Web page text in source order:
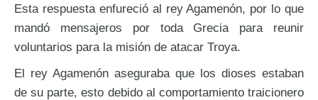
Esta respuesta enfureció al rey Agamenón, por lo que
mandó mensajeros por toda Grecia para reunir
voluntarios para la misión de atacar Troya.
El rey Agamenón aseguraba que los dioses estaban
de su parte, esto debido al comportamiento traicionero